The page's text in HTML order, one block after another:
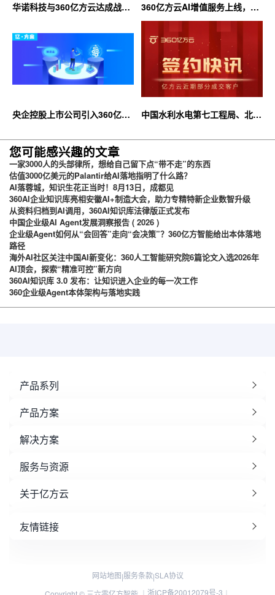
华诺科技与360亿方云达成战略
360亿方云AI增值服务上线，超
大限时优惠等你来！
央企控股上市公司引入360亿方
台
中国水利水电第七工程局、北京
您可能感兴趣的文章
一家3000人的头部律所，想给自己留下点“带不走”的东西
估值3000亿美元的Palantir给AI落地指明了什么路？
AI落蓉城，知识生花正当时！8月13日，成都见
360AI企业知识库亮相安徽AI+制造大会，助力专精特新企业数智升级
从资料归档到AI调用，360AI知识库法律版正式发布
中国企业级AI Agent发展洞察报告 ( 2026 )
企业级Agent如何从“会回答”走向“会决策”？360亿方智能给出本体落地
路径
海外AI社区关注中国AI新变化：360人工智能研究院6篇论文入选2026年
AI顶会，探索“精准可控”新方向
360AI知识库 3.0 发布：让知识进入企业的每一次工作
360企业级Agent本体架构与落地实践
产品系列
产品方案
解决方案
服务与资源
关于亿方云
友情链接
网站地图|服务条款|SLA协议
浙ICP备20012079号-3